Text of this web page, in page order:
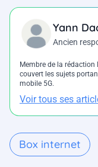
Yann
Ancien
Membre de la
couvert les sujets
mobile 5G.
Voir tous ses
Box internet